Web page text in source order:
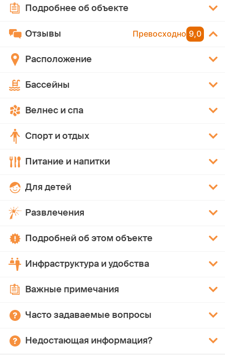
Подробнее об объекте
Отзывы Превосходно 9,0
Расположение
Бассейны
Велнес и спа
Спорт и отдых
Питание и напитки
Для детей
Развлечения
Подробней об этом объекте
Инфраструктура и удобства
Важные примечания
Часто задаваемые вопросы
Недостающая информация?